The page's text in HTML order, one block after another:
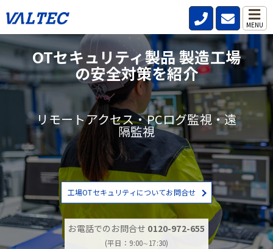
MENU
OTセキュリティ製品 製造工場
の安全対策を紹介
リモートアクセス・PCログ監視・遠
隔監視
工場OTセキュリティについてお問合せ
お電話でのお問合せ 0120-972-655
(平日：9:00∼17:30)